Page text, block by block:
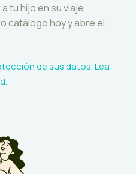
tu hijo en su viaje
catálogo hoy y abre el
de sus datos. Lea
.